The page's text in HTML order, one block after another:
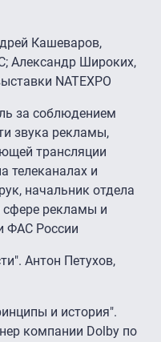
Кашеваров,
Александр Широких,
NATEXPO
за соблюдением
звука рекламы,
трансляции
телеканалах и
начальник отдела
сфере рекламы и
ФАС России
Антон Петухов,
и история".
компании Dolby по